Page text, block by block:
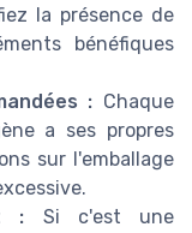
la présence de
bénéfiques
: Chaque
a ses propres
sur l'emballage
: Si c'est une